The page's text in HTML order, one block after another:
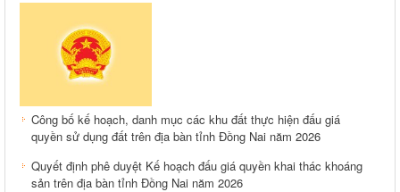
Công bố kế hoạch, danh mục các khu đất thực hiện đấu giá
quyền sử dụng đất trên địa bàn tỉnh Đồng Nai năm 2026
Quyết định phê duyệt Kế hoạch đấu giá quyền khai thác khoáng
sản trên địa bàn tỉnh Đồng Nai năm 2026